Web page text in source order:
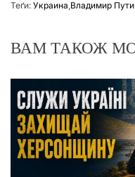
Теґи: Украина Владимир
ВАМ ТАКОЖ